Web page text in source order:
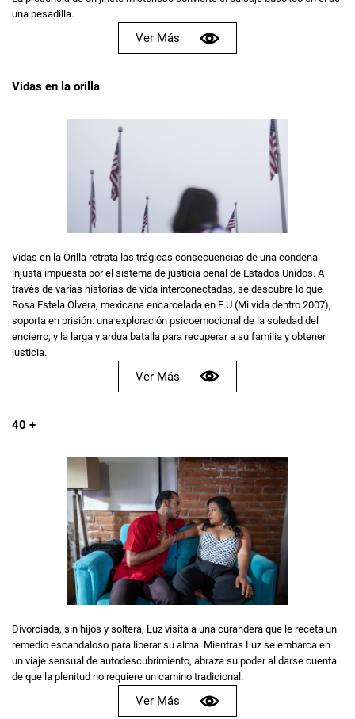
una pesadilla.
Ver Más
Vidas en la orilla
Vidas en la Orilla retrata las trágicas consecuencias de una condena
injusta impuesta por el sistema de justicia penal de Estados Unidos. A
través de varias historias de vida interconectadas, se descubre lo que
Rosa Estela Olvera, mexicana encarcelada en E.U (Mi vida dentro 2007),
soporta en prisión: una exploración psicoemocional de la soledad del
encierro; y la larga y ardua batalla para recuperar a su familia y obtener
justicia.
Ver Más
40 +
Divorciada, sin hijos y soltera, Luz visita a una curandera que le receta un
remedio escandaloso para liberar su alma. Mientras Luz se embarca en
un viaje sensual de autodescubrimiento, abraza su poder al darse cuenta
de que la plenitud no requiere un camino tradicional.
Ver Más